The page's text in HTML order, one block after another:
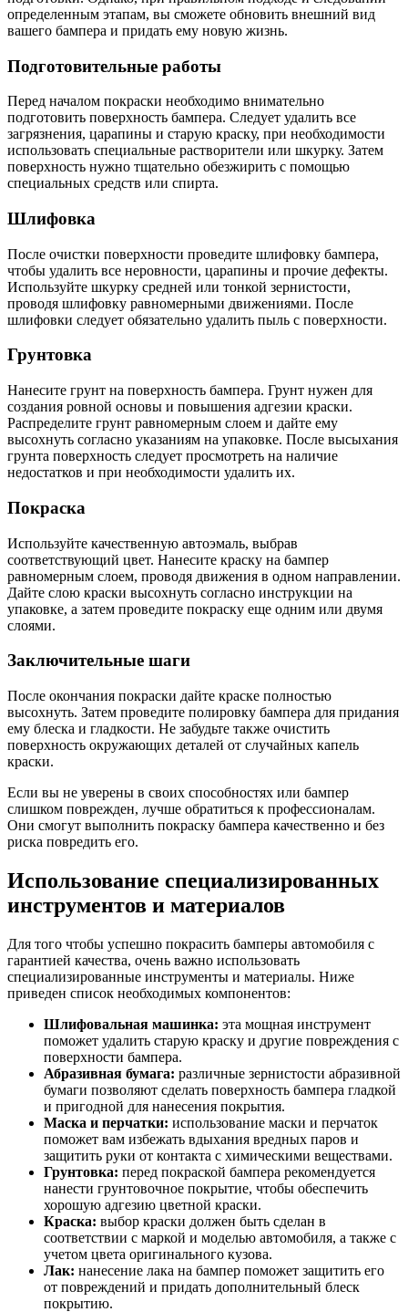
определенным этапам, вы сможете обновить внешний вид
вашего бампера и придать ему новую жизнь.
Подготовительные работы
Перед началом покраски необходимо внимательно
подготовить поверхность бампера. Следует удалить все
загрязнения, царапины и старую краску, при необходимости
использовать специальные растворители или шкурку. Затем
поверхность нужно тщательно обезжирить с помощью
специальных средств или спирта.
Шлифовка
После очистки поверхности проведите шлифовку бампера,
чтобы удалить все неровности, царапины и прочие дефекты.
Используйте шкурку средней или тонкой зернистости,
проводя шлифовку равномерными движениями. После
шлифовки следует обязательно удалить пыль с поверхности.
Грунтовка
Нанесите грунт на поверхность бампера. Грунт нужен для
создания ровной основы и повышения адгезии краски.
Распределите грунт равномерным слоем и дайте ему
высохнуть согласно указаниям на упаковке. После высыхания
грунта поверхность следует просмотреть на наличие
недостатков и при необходимости удалить их.
Покраска
Используйте качественную автоэмаль, выбрав
соответствующий цвет. Нанесите краску на бампер
равномерным слоем, проводя движения в одном направлении.
Дайте слою краски высохнуть согласно инструкции на
упаковке, а затем проведите покраску еще одним или двумя
слоями.
Заключительные шаги
После окончания покраски дайте краске полностью
высохнуть. Затем проведите полировку бампера для придания
ему блеска и гладкости. Не забудьте также очистить
поверхность окружающих деталей от случайных капель
краски.
Если вы не уверены в своих способностях или бампер
слишком поврежден, лучше обратиться к профессионалам.
Они смогут выполнить покраску бампера качественно и без
риска повредить его.
Использование специализированных
инструментов и материалов
Для того чтобы успешно покрасить бамперы автомобиля с
гарантией качества, очень важно использовать
специализированные инструменты и материалы. Ниже
приведен список необходимых компонентов:
Шлифовальная машинка: эта мощная инструмент
поможет удалить старую краску и другие повреждения с
поверхности бампера.
Абразивная бумага: различные зернистости абразивной
бумаги позволяют сделать поверхность бампера гладкой
и пригодной для нанесения покрытия.
Маска и перчатки: использование маски и перчаток
поможет вам избежать вдыхания вредных паров и
защитить руки от контакта с химическими веществами.
Грунтовка: перед покраской бампера рекомендуется
нанести грунтовочное покрытие, чтобы обеспечить
хорошую адгезию цветной краски.
Краска: выбор краски должен быть сделан в
соответствии с маркой и моделью автомобиля, а также с
учетом цвета оригинального кузова.
Лак: нанесение лака на бампер поможет защитить его
от повреждений и придать дополнительный блеск
покрытию.